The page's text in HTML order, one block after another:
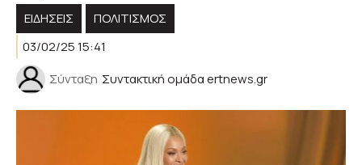
ΕΙΔΗΣΕΙΣ
ΠΟΛΙΤΙΣΜΟΣ
03/02/25 15:41
Σύνταξη Συντακτική ομάδα ertnews.gr